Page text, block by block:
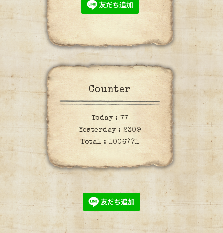
Counter
Today : 77
Yesterday : 2309
Total :1006771